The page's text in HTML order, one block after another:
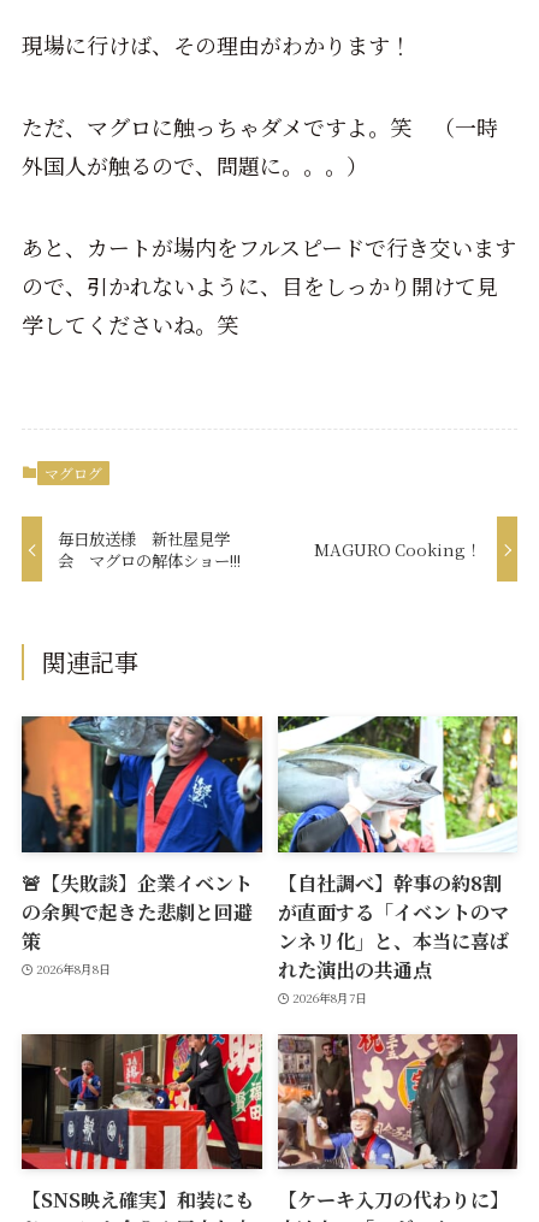
現場に行けば、その理由がわかります！
ただ、マグロに触っちゃダメですよ。笑 （一時
外国人が触るので、問題に。。。）
あと、カートが場内をフルスピードで行き交います
ので、引かれないように、目をしっかり開けて見
学してくださいね。笑
マグログ
毎日放送様 新社屋見学
会 マグロの解体ショー!!!
MAGURO Cooking！
関連記事
🚨【失敗談】企業イベント
の余興で起きた悲劇と回避
策
2026年8月8日
【自社調べ】幹事の約8割
が直面する「イベントのマ
ンネリ化」と、本当に喜ば
れた演出の共通点
2026年8月7日
【SNS映え確実】和装にも
【ケーキ入刀の代わりに】